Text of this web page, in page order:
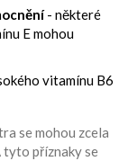
- některé
E mohou
vitamínu B6
se mohou zcela
příznaky se